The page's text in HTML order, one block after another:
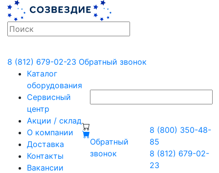
8 (812) 679-02-23 Обратный звонок
Каталог
оборудования
Сервисный
центр
Акции / склад
О компании
Доставка
Контакты
Вакансии
Обратный
звонок
8 (800) 350-48-
85
8 (812) 679-02-
23